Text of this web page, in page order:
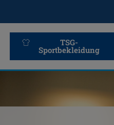
TSG-
Sportbekleidung